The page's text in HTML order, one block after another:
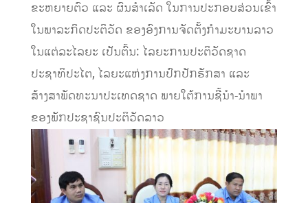
ຂະຫຍາຍຕົວ ແລະ ຜົນສໍາເລັດ ໃນການປະກອບສ່ວນເຂົ້າ
ໃນພາລະກິດປະຕິວັດ ຂອງອົງການຈັດຕັ້ງກໍາມະບານລາວ
ໃນແຕ່ລະໄລຍະ ເປັນຕົ້ນ: ໄລຍະການປະຕິວັດຊາດ
ປະຊາທິປະໄຕ, ໄລຍະແຫ່ງການປົກປັກຮັກສາ ແລະ
ສ້າງສາພັດທະນາປະເທດຊາດ ພາຍໃຕ້ການຊີ້ນໍາ-ນໍາພາ
ຂອງພັກປະຊາຊົນປະຕິວັດລາວ